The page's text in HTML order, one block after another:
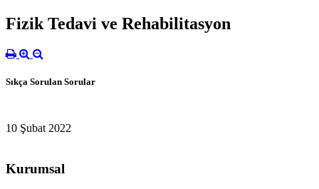
Fizik Tedavi ve Rehabilitasyon
Sıkça Sorulan Sorular
10 Şubat 2022
Kurumsal